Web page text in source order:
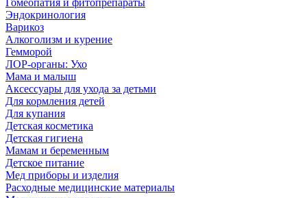
Гомеопатия и фитопрепараты
Эндокринология
Варикоз
Алкоголизм и курение
Гемморой
ЛОР-органы: Ухо
Мама и малыш
Аксессуары для ухода за детьми
Для кормления детей
Для купания
Детская косметика
Детская гигиена
Мамам и беременным
Детское питание
Мед приборы и изделия
Расходные медицинские материалы